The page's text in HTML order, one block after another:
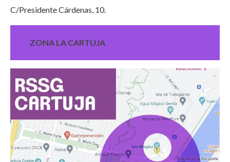
C/Presidente Cárdenas, 10.
ZONA LA CARTUJA